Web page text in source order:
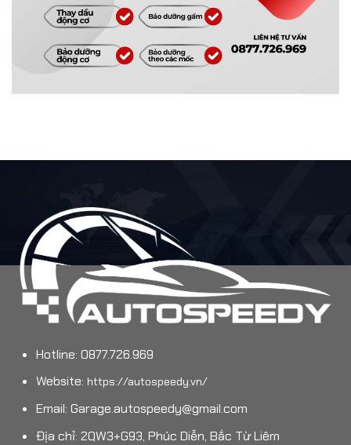
Hotline: 0877.726.969
Website: https://autospeedy.vn/
Email: Garage.autospeedy@gmail.com
Địa chỉ: 2QW3+G93, Phúc Diễn, Bắc Từ Liêm